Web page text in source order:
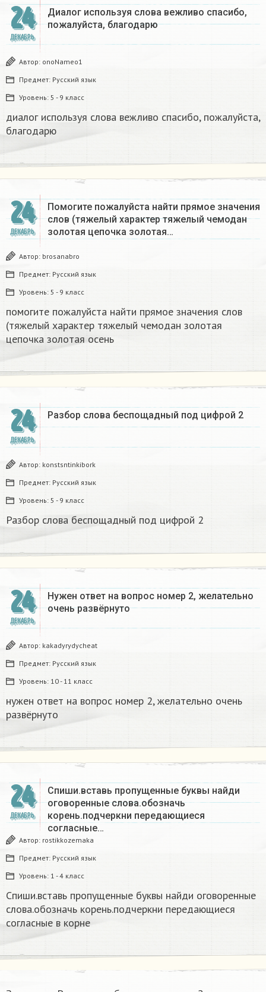
24
ДЕКАБРЬ
Диалог используя слова вежливо спасибо,
пожалуйста, благодарю
Автор: onoNameo1
Предмет: Русский язык
Уровень: 5 - 9 класс
диалог используя слова вежливо спасибо, пожалуйста,
благодарю
24
ДЕКАБРЬ
Помогите пожалуйста найти прямое значения
слов (тяжелый характер тяжелый чемодан
золотая цепочка золотая…
Автор: brosanabro
Предмет: Русский язык
Уровень: 5 - 9 класс
помогите пожалуйста найти прямое значения слов
(тяжелый характер тяжелый чемодан золотая
цепочка золотая осень
24
ДЕКАБРЬ
Разбор слова беспощадный под цифрой 2
Автор: konstsntinkibork
Предмет: Русский язык
Уровень: 5 - 9 класс
Разбор слова беспощадный под цифрой 2
24
ДЕКАБРЬ
Нужен ответ на вопрос номер 2, желательно
очень развёрнуто
Автор: kakadyrydycheat
Предмет: Русский язык
Уровень: 10 - 11 класс
нужен ответ на вопрос номер 2, желательно очень
развёрнуто
24
ДЕКАБРЬ
Спиши.вставь пропущенные буквы найди
оговоренные слова.обозначь
корень.подчеркни передающиеся
согласные…
Автор: rostikkozemaka
Предмет: Русский язык
Уровень: 1 - 4 класс
Спиши.вставь пропущенные буквы найди оговоренные
слова.обозначь корень.подчеркни передающиеся
согласные в корне